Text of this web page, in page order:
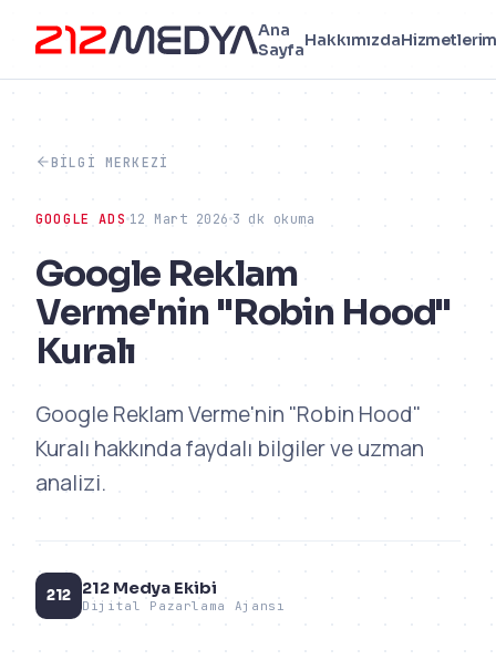
Ana
SayfaHakkımızda
BILGI MERKEZI
GOOGLE ADS 12 Mart 2026 3 dk okuma
Google Reklam
Verme'nin "Robin Hood"
Kuralı
Google Reklam Verme'nin "Robin Hood"
Kuralı hakkında faydalı bilgiler ve uzman
analizi.
212 212 Medya Ekibi
Dijital Pazarlama Ajansı